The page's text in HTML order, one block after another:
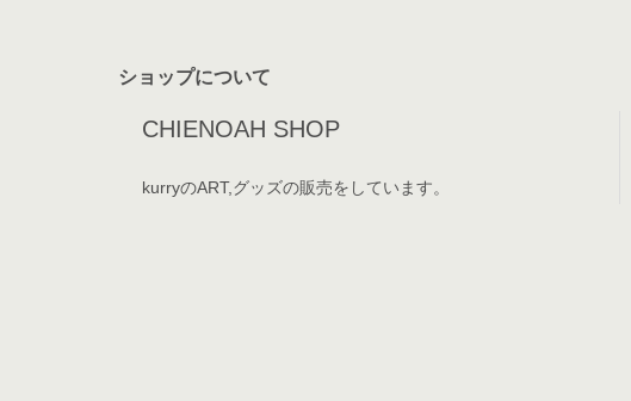
ショップについて
CHIENOAH SHOP
kurryのART,グッズの販売をしています。